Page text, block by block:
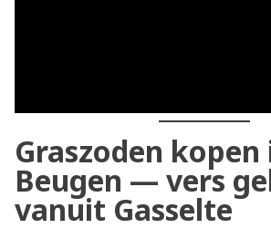
Graszoden kopen
Beugen — vers
vanuit Gasselte